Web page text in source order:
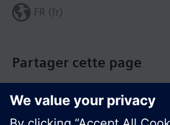
Partager cette page
FR (fr)